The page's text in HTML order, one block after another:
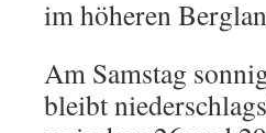
im höheren
Am Samstag
bleibt